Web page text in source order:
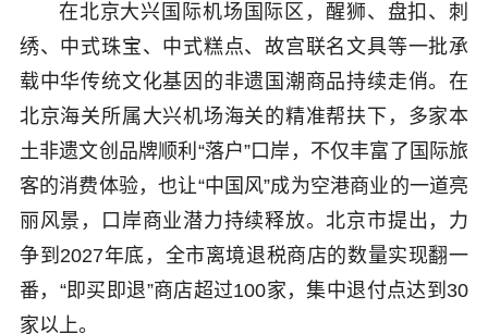
在北京大兴国际机场国际区，醒狮、盘扣、刺
绣、中式珠宝、中式糕点、故宫联名文具等一批承
载中华传统文化基因的非遗国潮商品持续走俏。在
北京海关所属大兴机场海关的精准帮扶下，多家本
土非遗文创品牌顺利“落户”口岸，不仅丰富了国际旅
客的消费体验，也让“中国风”成为空港商业的一道亮
丽风景，口岸商业潜力持续释放。北京市提出，力
争到2027年底，全市离境退税商店的数量实现翻一
番，“即买即退”商店超过100家，集中退付点达到30
家以上。